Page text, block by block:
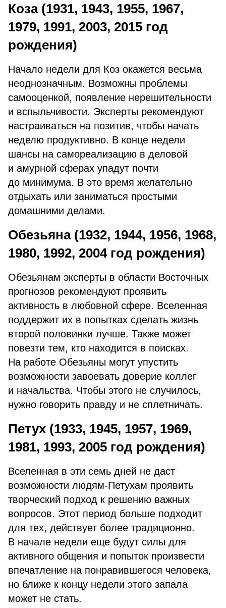
Коза (1931, 1943, 1955, 1967,
1979, 1991, 2003, 2015 год
рождения)
Начало недели для Коз окажется весьма
неоднозначным. Возможны проблемы
самооценкой, появление нерешительности
и вспыльчивости. Эксперты рекомендуют
настраиваться на позитив, чтобы начать
неделю продуктивно. В конце недели
шансы на самореализацию в деловой
и амурной сферах упадут почти
до минимума. В это время желательно
отдыхать или заниматься простыми
домашними делами.
Обезьяна (1932, 1944, 1956, 1968,
1980, 1992, 2004 год рождения)
Обезьянам эксперты в области Восточных
прогнозов рекомендуют проявить
активность в любовной сфере. Вселенная
поддержит их в попытках сделать жизнь
второй половинки лучше. Также может
повезти тем, кто находится в поисках.
На работе Обезьяны могут упустить
возможности завоевать доверие коллег
и начальства. Чтобы этого не случилось,
нужно говорить правду и не сплетничать.
Петух (1933, 1945, 1957, 1969,
1981, 1993, 2005 год рождения)
Вселенная в эти семь дней не даст
возможности людям-Петухам проявить
творческий подход к решению важных
вопросов. Этот период больше подходит
для тех, действует более традиционно.
В начале недели еще будут силы для
активного общения и попыток произвести
впечатление на понравившегося человека,
но ближе к концу недели этого запала
может не стать.